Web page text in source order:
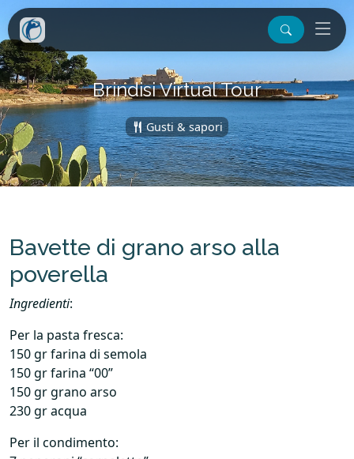
Brindisi Virtual Tour
Gusti & sapori
Bavette di grano arso alla
poverella
Ingredienti:
Per la pasta fresca:
150 gr farina di semola
150 gr farina “00”
150 gr grano arso
230 gr acqua
Per il condimento: